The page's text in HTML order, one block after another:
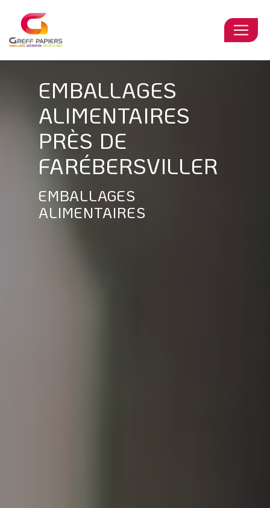
EMBALLAGES
ALIMENTAIRES
PRÈS DE
FARÉBERSVILLER
EMBALLAGES
ALIMENTAIRES